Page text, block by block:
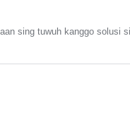
sing tuwuh kanggo solusi